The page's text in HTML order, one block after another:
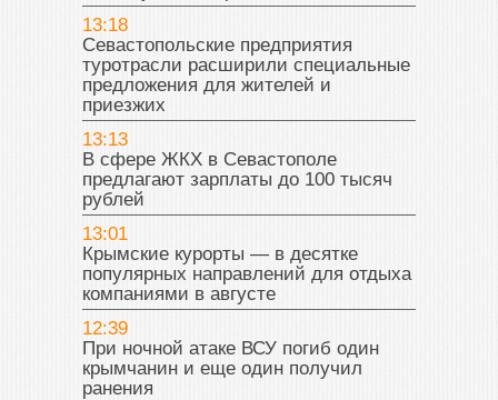
13:18
Севастопольские предприятия
туротрасли расширили специальные
предложения для жителей и
приезжих
13:13
В сфере ЖКХ в Севастополе
предлагают зарплаты до 100 тысяч
рублей
13:01
Крымские курорты — в десятке
популярных направлений для отдыха
компаниями в августе
12:39
При ночной атаке ВСУ погиб один
крымчанин и еще один получил
ранения